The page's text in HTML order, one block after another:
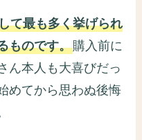
て最も多く挙げられ
ものです。購入前に
ん本人も大喜びだっ
めてから思わぬ後悔